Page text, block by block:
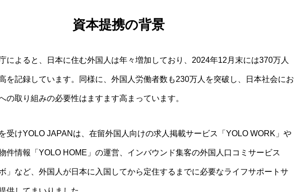
資本提携の背景
によると、日本に住む外国人は年々増加しており、2024年12月末には370万人
を記録しています。同様に、外国人労働者数も230万人を突破し、日本社会にお
の取り組みの必要性はますます高まっています。
受けYOLO JAPANは、在留外国人向けの求人掲載サービス「YOLO WORK」や
件情報「YOLO HOME」の運営、インバウンド集客の外国人口コミサービス
」など、外国人が日本に入国してから定住するまでに必要なライフサポートサ